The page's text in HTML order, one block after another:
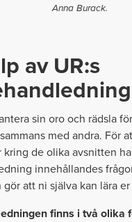
Anna Burack.
av UR:s
sin oro och rädsla
med andra. För
de olika avsnitten
innehållandes
att ni själva kan lära er
finns i två olika